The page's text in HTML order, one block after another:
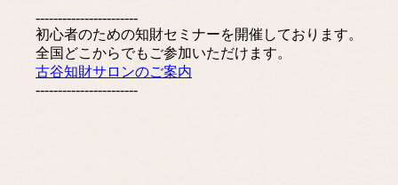
-----------------------
初心者のための知財セミナーを開催しております。
全国どこからでもご参加いただけます。
古谷知財サロンのご案内
-----------------------